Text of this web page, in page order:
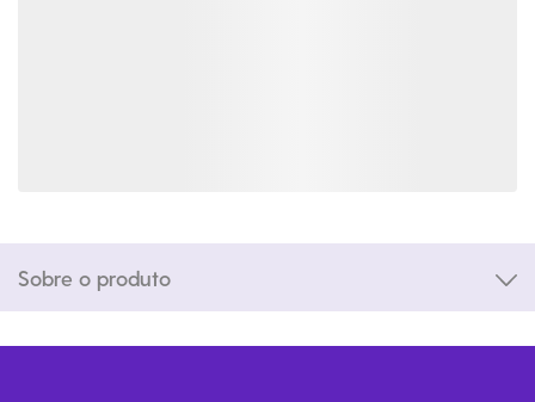
Sobre o produto